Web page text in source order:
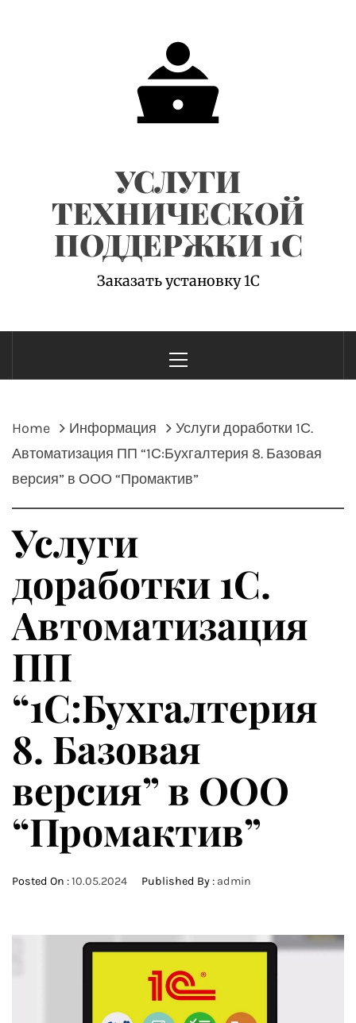
УСЛУГИ
ТЕХНИЧЕСКОЙ
ПОДДЕРЖКИ 1С
Заказать установку 1С
Menu
Home Информация
Услуги доработки 1С.
Автоматизация ПП “1С:Бухгалтерия 8. Базовая
версия” в ООО “Промактив”
Услуги
доработки 1С.
Автоматизация
ПП
“1С:Бухгалтерия
8. Базовая
версия” в ООО
“Промактив”
Posted On :10.05.2024 Published By : admin